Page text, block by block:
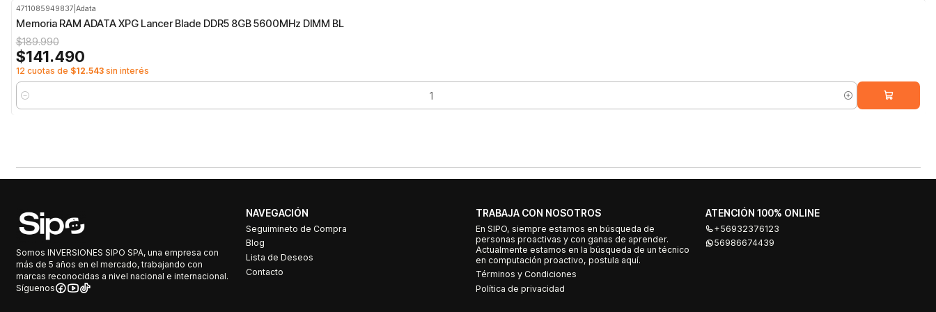
4711085949837 Adata
Memoria RAM ADATA XPG Lancer Blade DDR5 8GB 5600MHz DIMM BL
$189.990
$141.490
12 cuotas de $12.543sin interés
Cantidad
Somos INVERSIONES SIPO SPA, una empresa con
más de 5 años en el mercado, trabajando con
marcas reconocidas a nivel nacional e internacional.
Síguenos
NAVEGACIÓN
Seguimineto de Compra
Blog
Lista de Deseos
Contacto
TRABAJA CON NOSOTROS
En SIPO, siempre estamos en búsqueda de
personas proactivas y con ganas de aprender.
Actualmente estamos en la búsqueda de un técnico
en computación proactivo, postula aquí.
Términos y Condiciones
Política de privacidad
ATENCIÓN 100% ONLINE
+56932376123
56986674439